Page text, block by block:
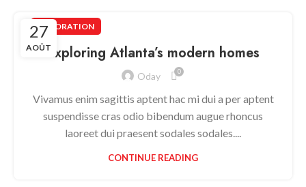
27
AOÛT
DECORATION
Exploring Atlanta’s modern homes
Oday 0
Vivamus enim sagittis aptent hac mi dui a per aptent
suspendisse cras odio bibendum augue rhoncus
laoreet dui praesent sodales sodales....
CONTINUE READING